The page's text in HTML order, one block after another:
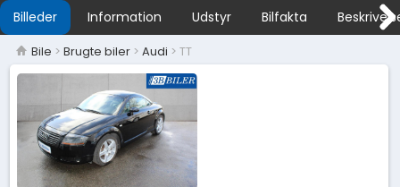
Billeder Information Udstyr Bilfakta
Bile > Brugte biler > Audi > TT